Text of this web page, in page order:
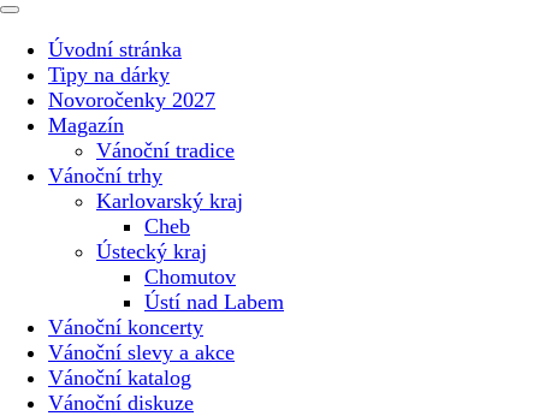
Vánoce v Česku
nejkrásnějším svátku v roce v České republice
Úvodní stránka
Tipy na dárky
Novoročenky 2027
Magazín
Vánoční tradice
Vánoční trhy
Karlovarský kraj
Cheb
Ústecký kraj
Chomutov
Ústí nad Labem
Vánoční koncerty
Vánoční slevy a akce
Vánoční katalog
Vánoční diskuze